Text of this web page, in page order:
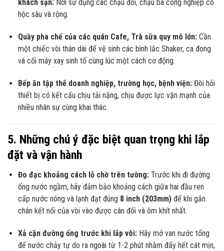
khách sạn:Nơi sử dụng các chậu đôi, chậu ba công nghiệp có
hộc sâu và rộng.
Quầy pha chế của các quán Cafe, Trà sữa quy mô lớn:Cần
một chiếc vòi thân dài để vệ sinh các bình lắc Shaker, ca đong
và cối máy xay sinh tố cùng lúc một cách cơ động.
Bếp ăn tập thể doanh nghiệp, trường học, bệnh viện:Đòi hỏi
thiết bị có kết cấu chịu tải nặng, chịu được lực vặn mạnh của
nhiều nhân sự cùng khai thác.
5. Những chú ý đặc biệt quan trọng khi lắp
đặt và vận hành
Đo đạc khoảng cách lỗ chờ trên tường:Trước khi đi đường
ống nước ngầm, hãy đảm bảo khoảng cách giữa hai đầu ren
cấp nước nóng và lạnh đạt đúng 8 inch (203mm)để khi gắn
chân kết nối của vòi vào được cân đối và ôm khít nhất.
Xả cặn đường ống trước khi lắp vòi:Hãy mở van nước tổng
để nước chảy tự do ra ngoài từ 1-2 phút nhằm đẩy hết cát mịn,